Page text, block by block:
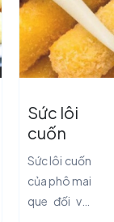
Sức lôi
cuốn
của phô
mai que
đối với
giới trẻ
Sức lôi cuốn
của phô mai
que đối với